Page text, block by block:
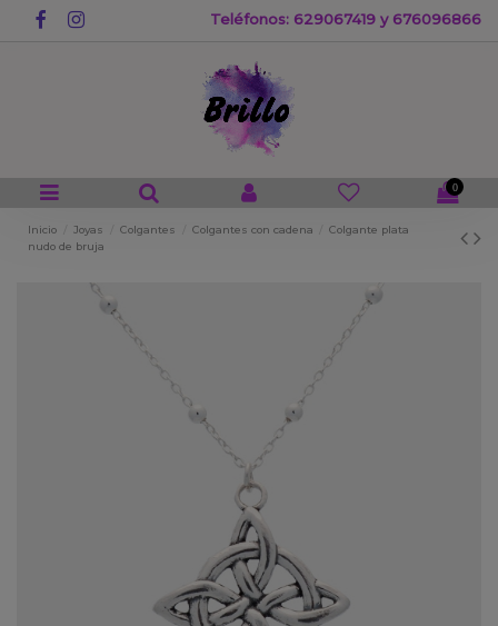
Teléfonos: 629067419 y 676096866
0
Inicio Joyas Colgantes Colgantes con cadena
Colgante plata
nudo de bruja